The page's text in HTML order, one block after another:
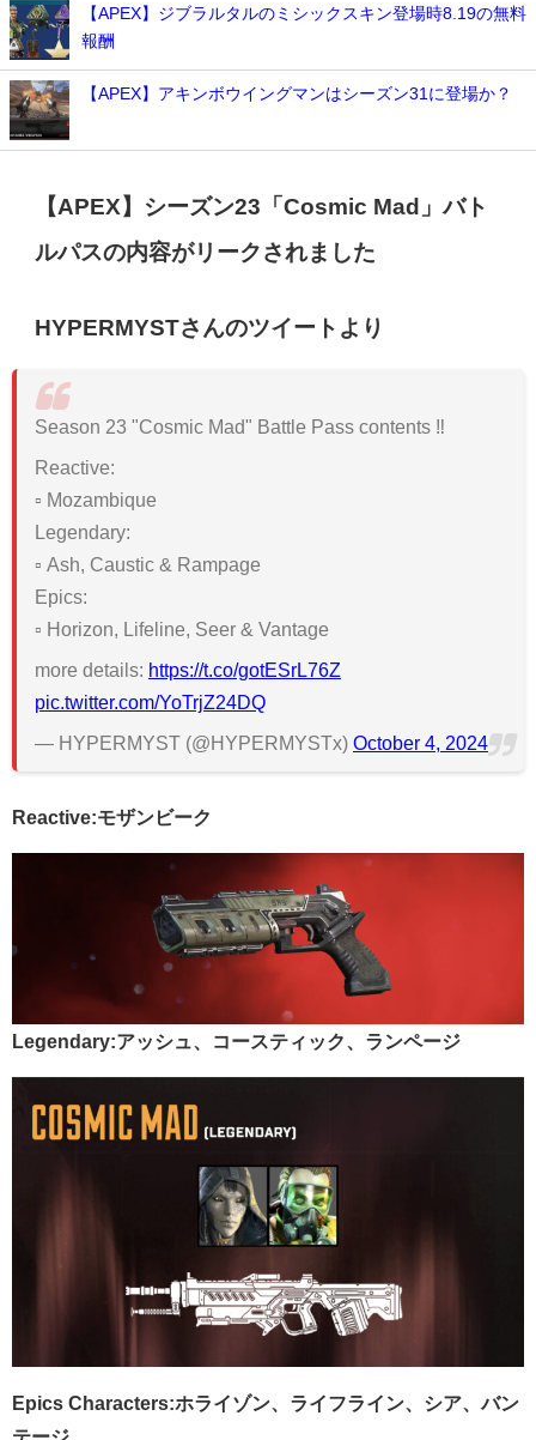
【APEX】ジブラルタルのミシックスキン登場時8.19の無料
報酬
【APEX】アキンボウイングマンはシーズン31に登場か？
【APEX】シーズン23「Cosmic Mad 」バト
ルパスの内容がリークされました
HYPERMYSTさんのツイートより
Season 23 "Cosmic Mad" Battle Pass contents ‼
Reactive:
▫ Mozambique
Legendary:
▫ Ash, Caustic & Rampage
Epics:
▫ Horizon, Lifeline, Seer & Vantage
more details: https://t.co/gotESrL76Z
pic.twitter.com/YoTrjZ24DQ
— HYPERMYST (@HYPERMYSTx) October 4, 2024
Reactive:モザンビーク
Legendary:アッシュ、コースティック、ランページ
Epics Characters:ホライゾン、ライフライン、シア、バン